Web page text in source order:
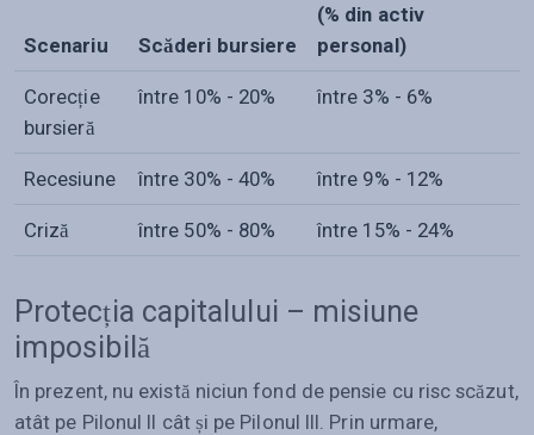
Scenariu Scăderi bursiere
(% din activ
personal)
Corecție
bursieră
între 10% - 20% între 3% - 6%
Recesiune între 30% - 40% între 9% - 12%
Criză între 50% - 80% între 15% - 24%
Protecția capitalului – misiune
imposibilă
În prezent, nu există niciun fond de pensie cu risc scăzut,
atât pe Pilonul II cât și pe Pilonul III. Prin urmare,